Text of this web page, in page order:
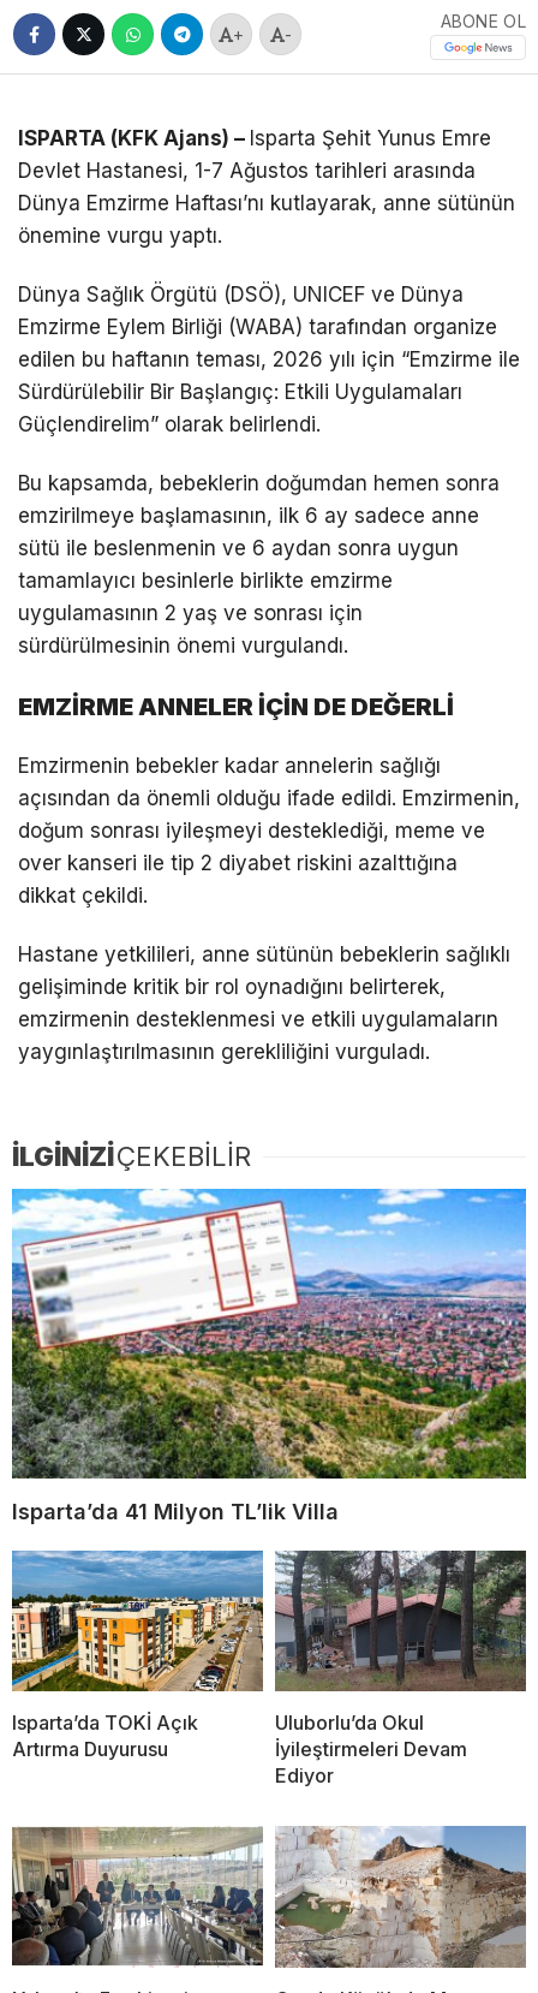
+ -
ABONE OL
ISPARTA (KFK Ajans) – Isparta Şehit Yunus Emre
Devlet Hastanesi, 1-7 Ağustos tarihleri arasında
Dünya Emzirme Haftası’nı kutlayarak, anne sütünün
önemine vurgu yaptı.
Dünya Sağlık Örgütü (DSÖ), UNICEF ve Dünya
Emzirme Eylem Birliği (WABA) tarafından organize
edilen bu haftanın teması, 2026 yılı için “Emzirme ile
Sürdürülebilir Bir Başlangıç: Etkili Uygulamaları
Güçlendirelim” olarak belirlendi.
Bu kapsamda, bebeklerin doğumdan hemen sonra
emzirilmeye başlamasının, ilk 6 ay sadece anne
sütü ile beslenmenin ve 6 aydan sonra uygun
tamamlayıcı besinlerle birlikte emzirme
uygulamasının 2 yaş ve sonrası için
sürdürülmesinin önemi vurgulandı.
EMZİRME ANNELER İÇİN DE DEĞERLİ
Emzirmenin bebekler kadar annelerin sağlığı
açısından da önemli olduğu ifade edildi. Emzirmenin,
doğum sonrası iyileşmeyi desteklediği, meme ve
over kanseri ile tip 2 diyabet riskini azalttığına
dikkat çekildi.
Hastane yetkilileri, anne sütünün bebeklerin sağlıklı
gelişiminde kritik bir rol oynadığını belirterek,
emzirmenin desteklenmesi ve etkili uygulamaların
yaygınlaştırılmasının gerekliliğini vurguladı.
İLGİNİZİÇEKEBİLİR
Isparta’da 41 Milyon TL’lik Villa
Isparta’da TOKİ Açık
Artırma Duyurusu
Uluborlu’da Okul
İyileştirmeleri Devam
Ediyor